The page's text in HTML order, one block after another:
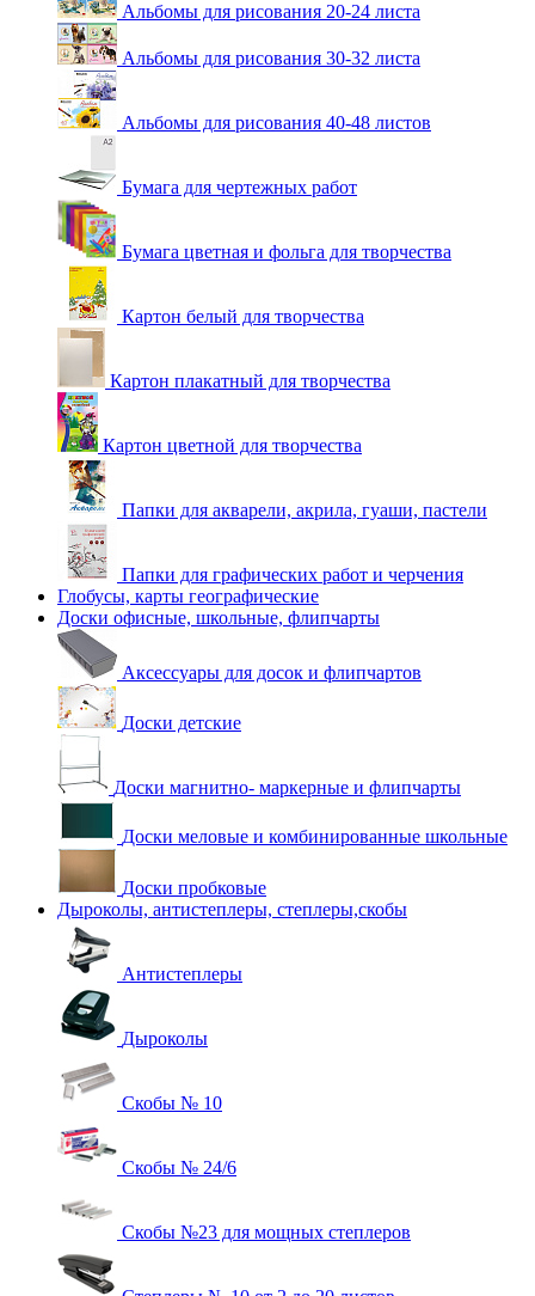
Альбомы для рисования 20-24 листа
Альбомы для рисования 30-32 листа
Альбомы для рисования 40-48 листов
Бумага для чертежных работ
Бумага цветная и фольга для творчества
Картон белый для творчества
Картон плакатный для творчества
Картон цветной для творчества
Папки для акварели, акрила, гуаши, пастели
Папки для графических работ и черчения
Глобусы, карты географические
Доски офисные, школьные, флипчарты
Аксессуары для досок и флипчартов
Доски детские
Доски магнитно- маркерные и флипчарты
Доски меловые и комбинированные школьные
Доски пробковые
Дыроколы, антистеплеры, степлеры,скобы
Антистеплеры
Дыроколы
Скобы № 10
Скобы № 24/6
Скобы №23 для мощных степлеров